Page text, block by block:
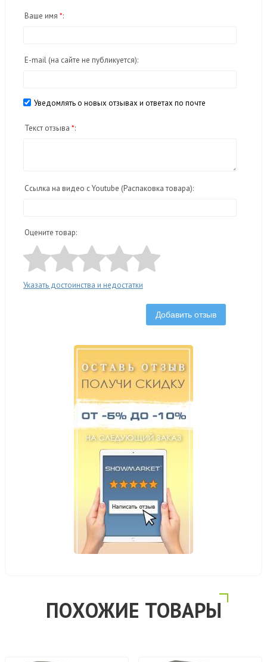
Ваше имя *:
E-mail (на сайте не публикуется):
Уведомлять о новых отзывах и ответах по почте
Текст отзыва *:
Ссылка на видео с Youtube (Распаковка товара):
Оцените товар:
Указать достоинства и недостатки
Добавить отзыв
ПОХОЖИЕ ТОВАРЫ